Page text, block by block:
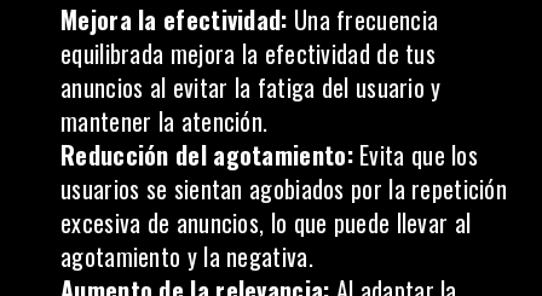
Mejora la efectividad: Una frecuencia
equilibrada mejora la efectividad de tus
anuncios al evitar la fatiga del usuario y
mantener la atención.
Reducción del agotamiento:Evita que los
usuarios se sientan agobiados por la repetición
excesiva de anuncios, lo que puede llevar al
agotamiento y la negativa.